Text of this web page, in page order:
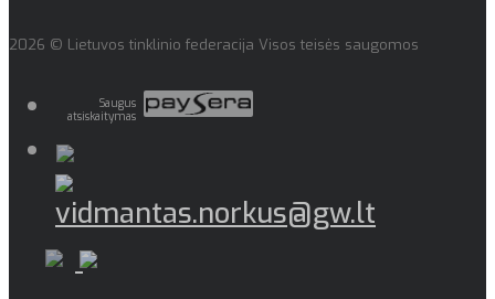
2026 © Lietuvos tinklinio federacija Visos teisės saugomos
Saugus
atsiskaitymas